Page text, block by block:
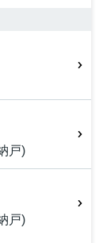
戸)
戸)